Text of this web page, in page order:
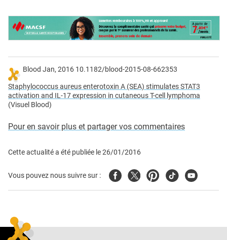
Blood Jan, 2016 10.1182/blood-2015-08-662353
Staphylococcus aureus enterotoxin A (SEA) stimulates STAT3
activation and IL-17 expression in cutaneous T-cell lymphoma
(Visuel Blood)
Pour en savoir plus et partager vos commentaires
Cette actualité a été publiée le26/01/2016
Vous pouvez nous suivre sur : FacebookTwitterPinterest
TiktokYoutube